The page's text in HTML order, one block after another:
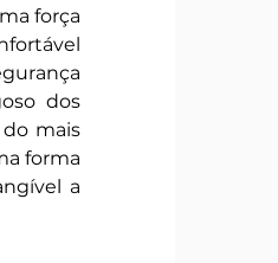
força
dos
mais
forma
a